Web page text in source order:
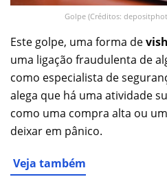
Golpe (Créditos:
Este golpe, uma forma de
uma ligação fraudulenta de
como especialista de
alega que há uma atividade
como uma compra alta ou
deixar em pânico.
Veja também